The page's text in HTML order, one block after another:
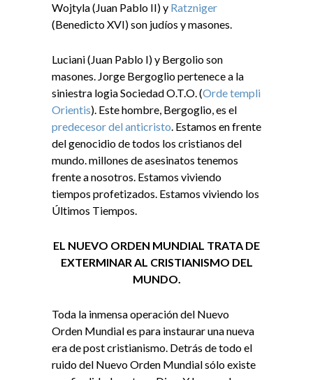
Wojtyla (Juan Pablo II) y Ratzniger
(Benedicto XVI) son judíos y masones.
Luciani (Juan Pablo I) y Bergolio son
masones. Jorge Bergoglio pertenece a la
siniestra logia Sociedad O.T.O. (Orde templi
Orientis). Este hombre, Bergoglio, es el
predecesor del anticristo. Estamos en frente
del genocidio de todos los cristianos del
mundo. millones de asesinatos tenemos
frente a nosotros. Estamos viviendo
tiempos profetizados. Estamos viviendo los
Últimos Tiempos.
EL NUEVO ORDEN MUNDIAL TRATA DE
EXTERMINAR AL CRISTIANISMO DEL
MUNDO.
Toda la inmensa operación del Nuevo
Orden Mundial es para instaurar una nueva
era de post cristianismo. Detrás de todo el
ruido del Nuevo Orden Mundial sólo existe